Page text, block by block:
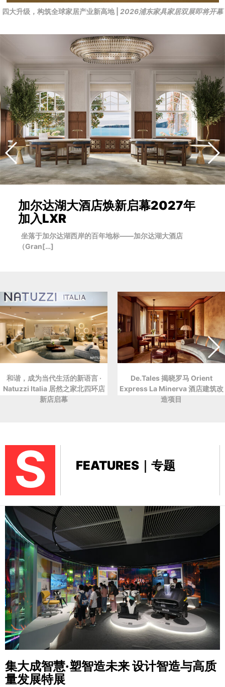
四大升级，构筑全球家居产业新高地 | 2026浦东家具家居双展即将开幕
加尔达湖大酒店焕新启幕2027年
加入LXR
坐落于加尔达湖西岸的百年地标——加尔达湖大酒店
（Gran[…]
和谐，成为当代生活的新语言 ·
Natuzzi Italia 居然之家北四环店
新店启幕
De.Tales 揭晓罗马 Orient
Express La Minerva 酒店建筑改
造项目
S FEATURES｜专题
集大成智慧·塑智造未来设计智造与高质
量发展特展